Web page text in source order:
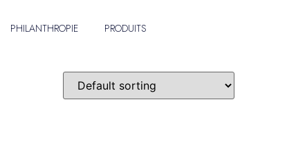
PHILANTHROPIE PRODUITS